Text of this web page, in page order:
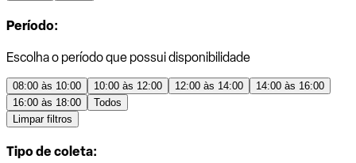
Período:
Escolha o período que possui disponibilidade
08:00 às 10:00 10:00 às 12:00 12:00 às 14:00
14:00 às 16:00
16:00 às 18:00
Todos
Limpar filtros
Tipo de coleta: